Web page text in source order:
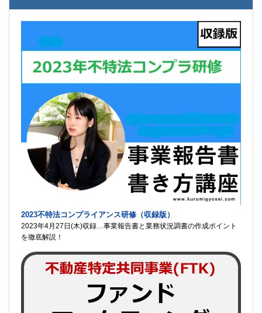
2023不特法コンプライアンス研修（収録版）
2023年4月27日(木)収録…事業報告書と業務状況調書の作成ポイント
を徹底解説！